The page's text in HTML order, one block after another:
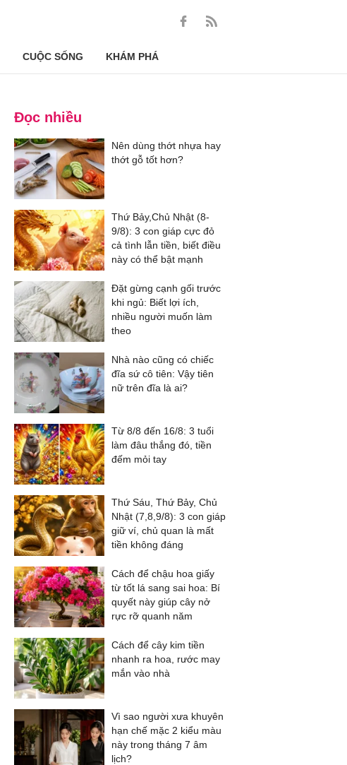
CUỘC SỐNG KHÁM PHÁ
Đọc nhiều
Nên dùng thớt nhựa hay
thớt gỗ tốt hơn?
Thứ Bảy,Chủ Nhật (8-
9/8): 3 con giáp cực đỏ
cả tình lẫn tiền, biết điều
này có thể bật mạnh
Đặt gừng cạnh gối trước
khi ngủ: Biết lợi ích,
nhiều người muốn làm
theo
Nhà nào cũng có chiếc
đĩa sứ cô tiên: Vậy tiên
nữ trên đĩa là ai?
Từ 8/8 đến 16/8: 3 tuổi
làm đâu thắng đó, tiền
đếm mỏi tay
Thứ Sáu, Thứ Bảy, Chủ
Nhật (7,8,9/8): 3 con giáp
giữ ví, chủ quan là mất
tiền không đáng
Cách để chậu hoa giấy
từ tốt lá sang sai hoa: Bí
quyết này giúp cây nở
rực rỡ quanh năm
Cách để cây kim tiền
nhanh ra hoa, rước may
mắn vào nhà
Vì sao người xưa khuyên
hạn chế mặc 2 kiểu màu
này trong tháng 7 âm
lịch?